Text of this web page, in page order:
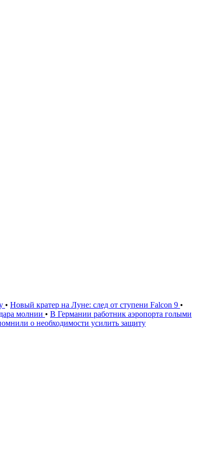
• Новый кратер на Луне: след от ступени Falcon 9 •
молнии • В Германии работник аэропорта голыми
о необходимости усилить защиту